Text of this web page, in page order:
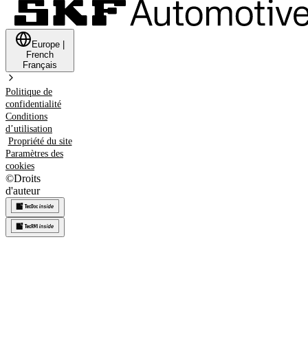
Europe
French
Français
Politique de
confidentialité
Conditions
d’utilisation
Propriété du site
Paramètres des
cookies
©Droits
d'auteur